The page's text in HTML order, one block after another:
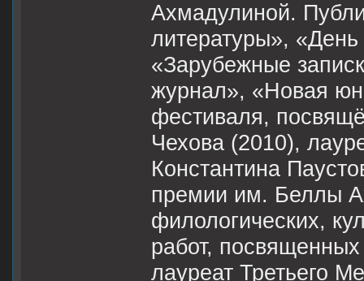
Ахмадулиной.
литературы»,
«Зарубежные
журнал», «Новая
фестиваля,
Чехова (2010),
Константина
премии им. Беллы
филологических,
работ,
лауреат Третьего